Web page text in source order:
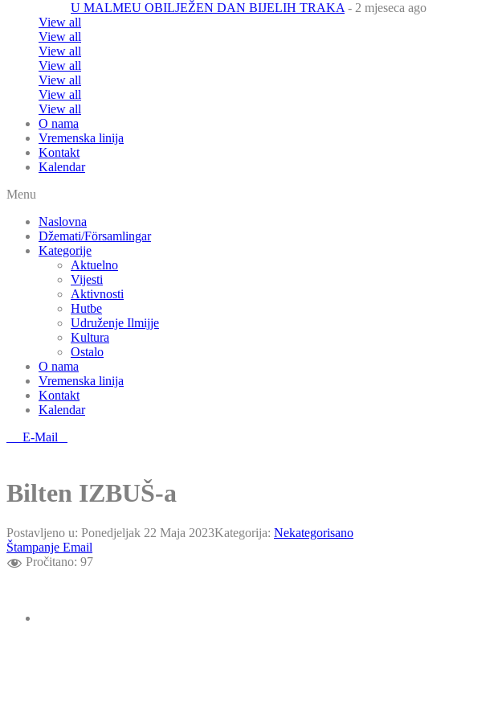
U MALMEU OBILJEŽEN DAN BIJELIH TRAKA - 2 mjeseca ago
View all
View all
View all
View all
View all
View all
View all
O nama
Vremenska linija
Kontakt
Kalendar
Menu
Naslovna
Džemati/Församlingar
Kategorije
Aktuelno
Vijesti
Aktivnosti
Hutbe
Udruženje Ilmijje
Kultura
Ostalo
O nama
Vremenska linija
Kontakt
Kalendar
E-Mail
Bilten IZBUŠ-a
Postavljeno u: Ponedjeljak 22 Maja 2023Kategorija: Nekategorisano
Štampanje Email
Pročitano: 97